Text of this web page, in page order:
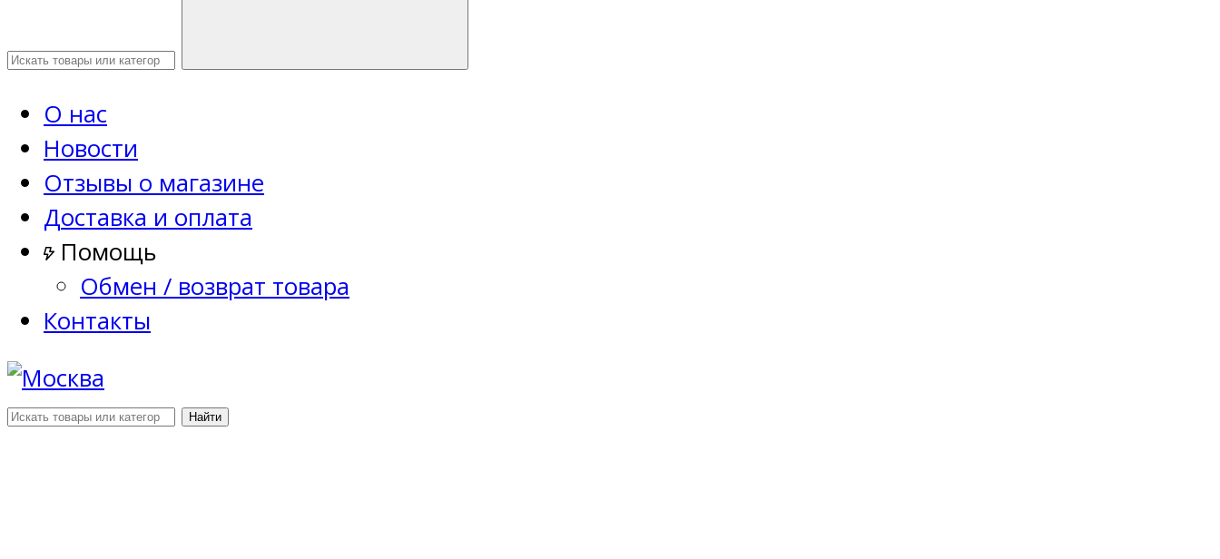
О нас
Новости
Отзывы о магазине
Доставка и оплата
Помощь
Обмен / возврат товара
Контакты
Найти